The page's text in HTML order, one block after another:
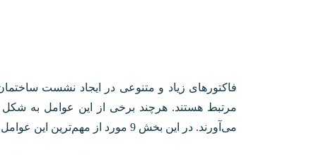
فاکتورهای زیاد و متنوعی در ایجاد نشست
مرتبط‌ هستند. هرچند برخی از این عوامل به شکل
می‌آورند. در این بخش 9 مورد از مهم‌ترین این عوامل را با هم مرور می‌کنیم؛